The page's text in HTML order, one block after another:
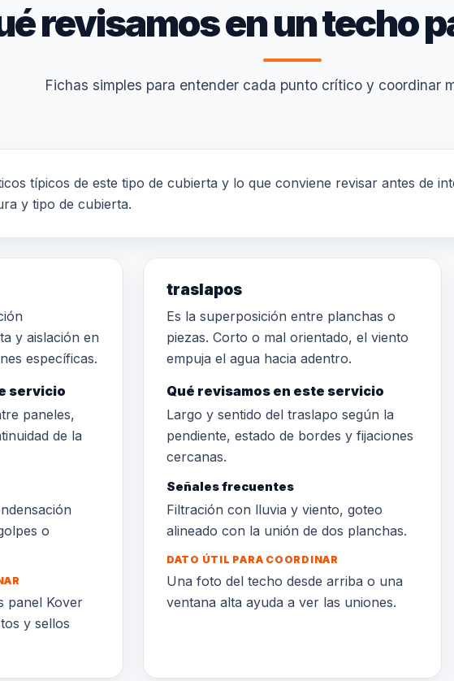
revisamos en un techo
Fichas simples para entender cada punto crítico y coordinar
típicos de este tipo de cubierta y lo que conviene revisar antes de
y tipo de cubierta.
y aislación en
específicas.
servicio
paneles,
de la
o
panel Kover
y sellos
traslapos
Es la superposición entre planchas o
piezas. Corto o mal orientado, el viento
empuja el agua hacia adentro.
Qué revisamos en este servicio
Largo y sentido del traslapo según la
pendiente, estado de bordes y fijaciones
cercanas.
Señales frecuentes
Filtración con lluvia y viento, goteo
alineado con la unión de dos planchas.
DATO ÚTIL PARA COORDINAR
Una foto del techo desde arriba o una
ventana alta ayuda a ver las uniones.